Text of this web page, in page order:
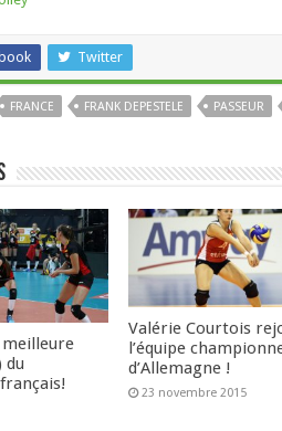
Twitter
FRANCE FRANK DEPESTELE PASSEUR
du
Valérie Courtois
l’équipe
d’Allemagne !
23 novembre 2015